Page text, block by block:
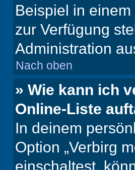
Beispiel in
zur Verfügung
Administration
Nach oben
» Wie kann ich
Online-Liste
In deinem
Option „Verbirg
einschaltest,